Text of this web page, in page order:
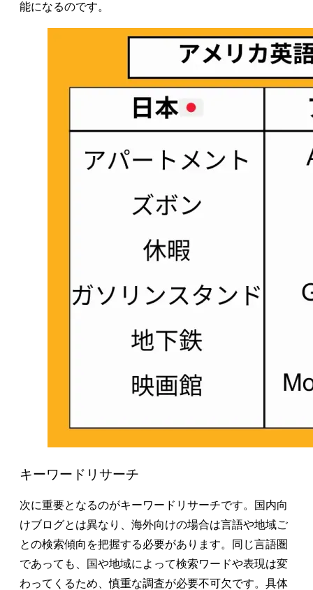
能になるのです。
キーワードリサーチ
次に重要となるのがキーワードリサーチです。国内向
けブログとは異なり、海外向けの場合は言語や地域ご
との検索傾向を把握する必要があります。同じ言語圏
であっても、国や地域によって検索ワードや表現は変
わってくるため、慎重な調査が必要不可欠です。具体